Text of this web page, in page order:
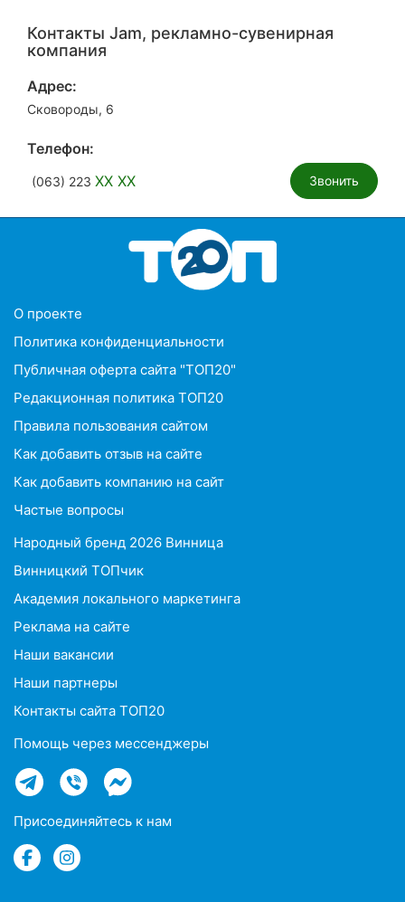
Контакты Jam, рекламно-сувенирная
компания
Адрес:
Сковороды, 6
Телефон:
(063) 223 XX XX Звонить
O проекте
Политика конфиденциальности
Публичная оферта сайта "ТОП20"
Редакционная политика ТОП20
Правила пользования сайтом
Как добавить отзыв на сайте
Как добавить компанию на сайт
Частые вопросы
Народный бренд 2026 Винница
Винницкий ТОПчик
Академия локального маркетинга
Реклама на сайте
Наши вакансии
Наши партнеры
Контакты сайта ТОП20
Помощь через мессенджеры
Присоединяйтесь к нам